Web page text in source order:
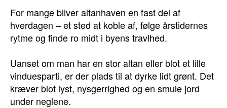
For mange bliver altanhaven en fast del af
hverdagen – et sted at koble af, følge årstidernes
rytme og finde ro midt i byens travlhed.
Uanset om man har en stor altan eller blot et lille
vinduesparti, er der plads til at dyrke lidt grønt. Det
kræver blot lyst, nysgerrighed og en smule jord
under neglene.